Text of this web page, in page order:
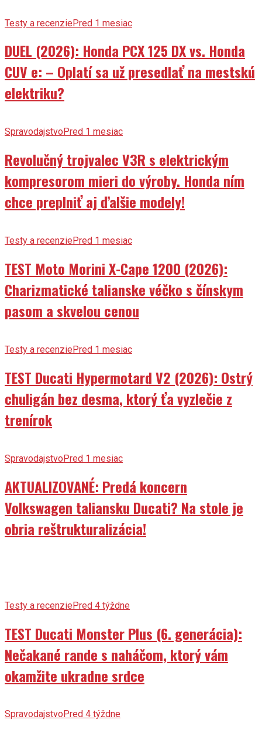
Testy a recenziePred 1 mesiac
DUEL (2026): Honda PCX 125 DX vs. Honda
CUV e: – Oplatí sa už presedlať na mestskú
elektriku?
SpravodajstvoPred 1 mesiac
Revolučný trojvalec V3R s elektrickým
kompresorom mieri do výroby. Honda ním
chce preplniť aj ďalšie modely!
Testy a recenziePred 1 mesiac
TEST Moto Morini X-Cape 1200 (2026):
Charizmatické talianske véčko s čínskym
pasom a skvelou cenou
Testy a recenziePred 1 mesiac
TEST Ducati Hypermotard V2 (2026): Ostrý
chuligán bez desma, ktorý ťa vyzlečie z
trenírok
SpravodajstvoPred 1 mesiac
AKTUALIZOVANÉ: Predá koncern
Volkswagen taliansku Ducati? Na stole je
obria reštrukturalizácia!
Testy a recenziePred 4 týždne
TEST Ducati Monster Plus (6. generácia):
Nečakané rande s naháčom, ktorý vám
okamžite ukradne srdce
SpravodajstvoPred 4 týždne